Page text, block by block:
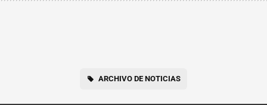
ARCHIVO DE NOTICIAS